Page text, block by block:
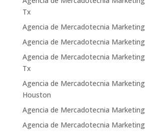
Tx
Agencia de Mercadotecnia
Agencia de Mercadotecnia
Agencia de Mercadotecnia
Tx
Agencia de Mercadotecnia
Houston
Agencia de Mercadotecnia
Agencia de Mercadotecnia